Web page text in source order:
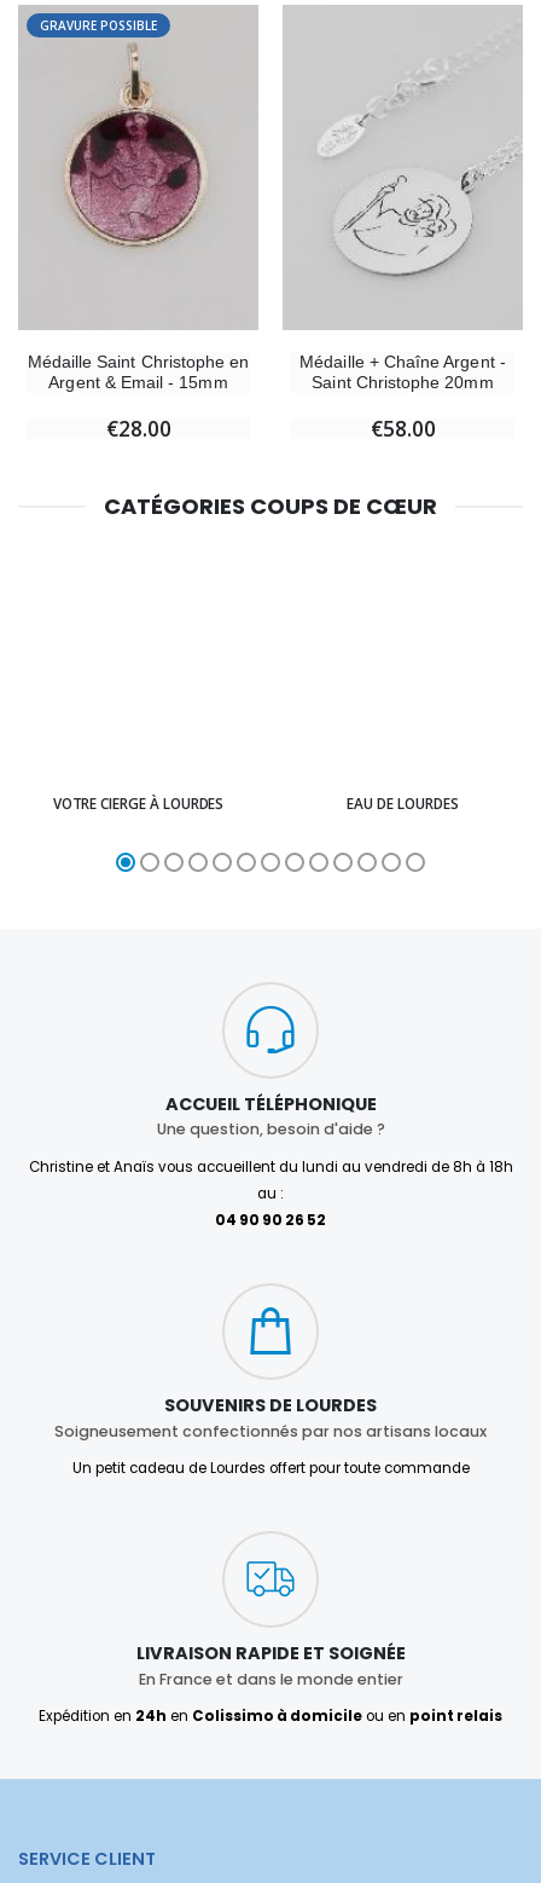
GRAVURE POSSIBLE
Médaille Saint Christophe en
Argent & Email - 15mm
€28.00
Médaille + Chaîne Argent -
Saint Christophe 20mm
€58.00
CATÉGORIES COUPS DE CŒUR
VOTRE CIERGE À LOURDES EAU DE LOURDES
ACCUEIL TÉLÉPHONIQUE
Une question, besoin d'aide ?
Christine et Anaïs vous accueillent du lundi au vendredi de 8h à 18h
au :
04 90 90 26 52
SOUVENIRS DE LOURDES
Soigneusement confectionnés par nos artisans locaux
Un petit cadeau de Lourdes offert pour toute commande
LIVRAISON RAPIDE ET SOIGNÉE
En France et dans le monde entier
Expédition en 24h en Colissimo à domicileou en point relais
SERVICE CLIENT